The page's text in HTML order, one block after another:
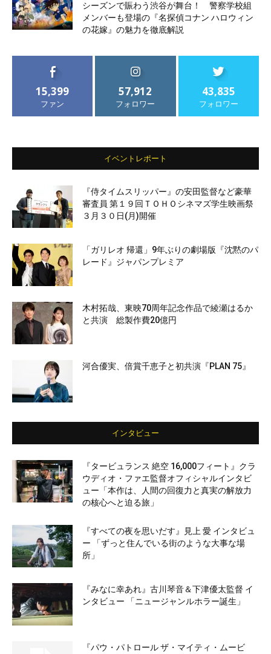
シーズンで賑わう渋谷が舞台！ 警察学校組
メンバーも登場の『名探偵コナン ハロウィン
の花嫁』の魅力を徹底解説
15,399
ファン
57,912
フォロワー
43,835
フォロワー
イベントレポート
『侍タイムスリッパー』の安田監督など豪華
審査員 第１９回ＴＯＨＯシネマズ学生映画祭
３月３０日(月)開催
「ガリレオ 帰還」9年ぶりの劇場版『沈黙のパ
レード』ジャパンプレミア
木村拓哉、東映70周年記念作品で綾瀬はるか
と共演 総製作費20億円
河合優実、倍賞千恵子と初共演『PLAN 75』
インタビュー
『タービュランス 絶空 16,000フィート』クラ
ウディオ・ファエ監督オフィシャルインタビ
ュー「本作は、人間の回復力と真実の解放力
の核心へと迫る旅」
『すべての夜を思いだす』見上 愛 インタビュ
ー 「ずっと住んでいる街のような大事な場
所」
『みなに幸あれ』古川琴音＆下津優太監督 イ
ンタビュー 「ニュージャンルホラー誕生」
『パウ・パトロール ザ・マイティ・ムービ